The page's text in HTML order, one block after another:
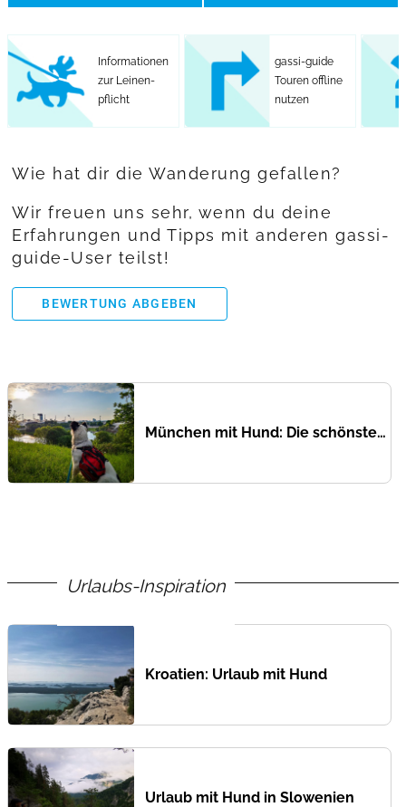
Informationen
zur Leinen-
pflicht
gassi-guide
Touren offline
nutzen
Wie hat dir die Wanderung gefallen?
Wir freuen uns sehr, wenn du deine
Erfahrungen und Tipps mit anderen gassi-
guide-User teilst!
BEWERTUNG ABGEBEN
München mit Hund: Die schönsten Gassi-Strecken
Urlaubs-Inspiration
Kroatien: Urlaub mit Hund
Urlaub mit Hund in Slowenien